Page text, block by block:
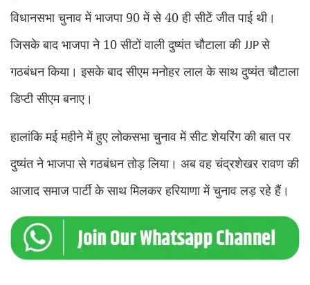
विधानसभा चुनाव में भाजपा 90 में से 40 ही सीटें जीत पाई थी।
जिसके बाद भाजपा ने 10 सीटों वाली दुष्यंत चौटाला की JJPसे
गठबंधन किया। इसके बाद सीएम मनोहर लाल के साथ दुष्यंत चौटाला
डिप्टी सीएम बनाए।
हालांकि मई महीने में हुए लोकसभा चुनाव में सीट शेयरिंग की बात पर
दुष्यंत ने भाजपा से गठबंधन तोड़ लिया। अब वह चंद्रशेखर रावण की
आजाद समाज पार्टी के साथ मिलकर हरियाणा में चुनाव लड़ रहे हैं।